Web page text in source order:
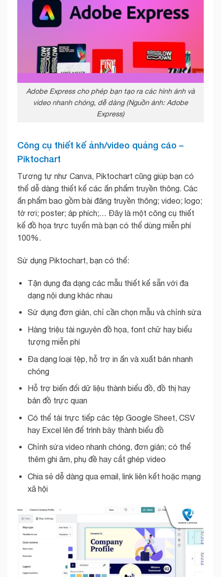
Adobe Express cho phép bạn tạo ra các hình ảnh và
video nhanh chóng, dễ dàng (Nguồn ảnh: Adobe
Express)
Công cụ thiết kế ảnh/video quảng cáo –
Piktochart
Tương tự như Canva, Piktochart cũng giúp bạn có
thể dễ dàng thiết kế các ấn phẩm truyền thông. Các
ấn phẩm bao gồm bài đăng truyền thông; video; logo;
tờ rơi; poster; áp phích;… Đây là một công cụ thiết
kế đồ họa trực tuyến mà bạn có thể dùng miễn phí
100%.
Sử dụng Piktochart, bạn có thể:
Tận dụng đa dạng các mẫu thiết kế sẵn với đa
dạng nội dung khác nhau
Sử dụng đơn giản, chỉ cần chọn mẫu và chỉnh sửa
Hàng triệu tài nguyên đồ họa, font chữ hay biểu
tượng miễn phí
Đa dạng loại tệp, hỗ trợ in ấn và xuất bản nhanh
chóng
Hỗ trợ biến đổi dữ liệu thành biểu đồ, đồ thị hay
bản đồ trực quan
Có thể tải trực tiếp các tệp Google Sheet, CSV
hay Excel lên để trình bày thành biểu đồ
Chỉnh sửa video nhanh chóng, đơn giản; có thể
thêm ghi âm, phụ đề hay cắt ghép video
Chia sẻ dễ dàng qua email, link liên kết hoặc mạng
xã hội